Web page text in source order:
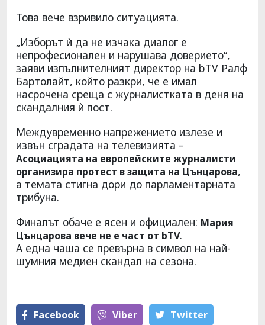
Това вече взривило ситуацията.
„Изборът ѝ да не изчака диалог е
непрофесионален и нарушава доверието“,
заяви изпълнителният директор на bTV Ралф
Бартолайт, който разкри, че е имал
насрочена среща с журналистката в деня на
скандалния ѝ пост.
Междувременно напрежението излезе и
извън сградата на телевизията –
Асоциацията на европейските журналисти
организира протест в защита на Цънцарова,
а темата стигна дори до парламентарната
трибуна.
Финалът обаче е ясен и официален: Мария
Цънцарова вече не е част от bTV.
А една чаша се превърна в символ на най-
шумния медиен скандал на сезона.
Facebook Viber Тwitter